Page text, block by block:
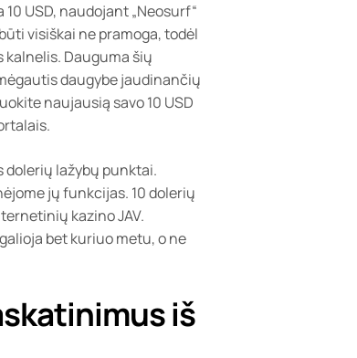
USD, naudojant „Neosurf“
visiškai ne pramoga, todėl
Dauguma šių
daugybe jaudinančių
naujausią savo 10 USD
dolerių lažybų punktai.
jų funkcijas. 10 dolerių
kazino JAV.
bet kuriuo metu, o ne
iš